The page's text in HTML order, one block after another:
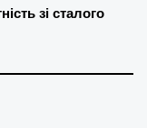
зі сталого